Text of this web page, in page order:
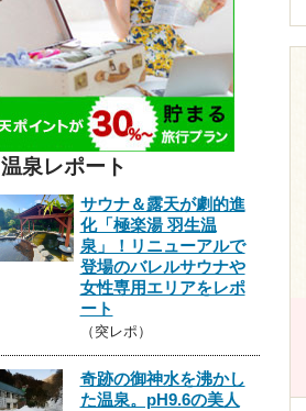
温泉レポート
サウナ＆露天が劇的進
化「極楽湯 羽生温
泉」！リニューアルで
登場のバレルサウナや
女性専用エリアをレポ
ート
（突レポ）
奇跡の御神水を沸かし
た温泉。pH9.6の美人